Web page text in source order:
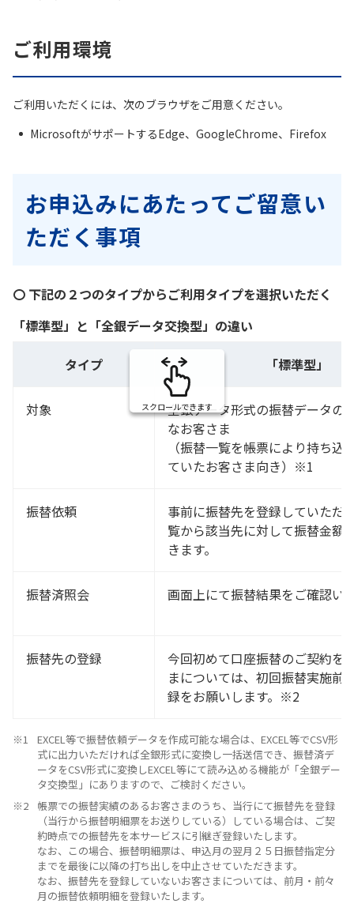
ご利用環境
ご利用いただくには、次のブラウザをご用意ください。
MicrosoftがサポートするEdge、GoogleChrome、Firefox
お申込みにあたってご留意い
ただく事項
〇 下記の２つのタイプからご利用タイプを選択いただく
「標準型」と「全銀データ交換型」の違い
タイプ 「標準型」
対象
全銀データ形式の振替データの
なお客さま
（振替一覧を帳票により持ち込
ていたお客さま向き）※1
振替依頼
事前に振替先を登録していただ
覧から該当先に対して振替金額
きます。
振替済照会 画面上にて振替結果をご確認い
振替先の登録
今回初めて口座振替のご契約を
まについては、初回振替実施前
録をお願いします。※2
スクロールできます
EXCEL等で振替依頼データを作成可能な場合は、EXCEL等でCSV形
式に出力いただければ全銀形式に変換し一括送信でき、振替済デ
ータをCSV形式に変換しEXCEL等にて読み込める機能が「全銀デー
タ交換型」にありますので、ご検討ください。
帳票での振替実績のあるお客さまのうち、当行にて振替先を登録
（当行から振替明細票をお送りしている）している場合は、ご契
約時点での振替先を本サービスに引継ぎ登録いたします。
なお、この場合、振替明細票は、申込月の翌月２５日振替指定分
までを最後に以降の打ち出しを中止させていただきます。
なお、振替先を登録していないお客さまについては、前月・前々
月の振替依頼明細を登録いたします。